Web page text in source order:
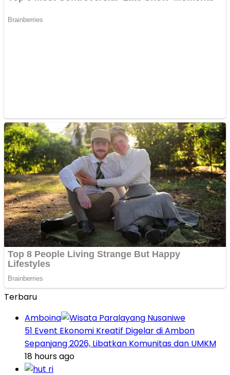
Terbaru
Amboina
51 Event Ekonomi Kreatif Digelar di Ambon
Sepanjang 2026, Libatkan Komunitas dan UMKM
18 hours ago